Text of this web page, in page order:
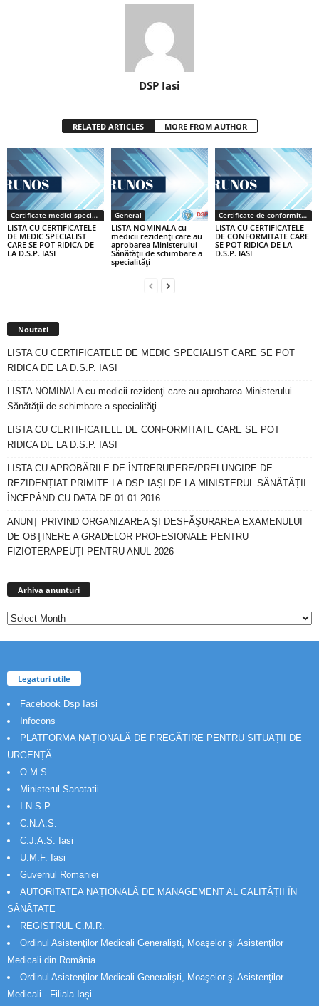
DSP Iasi
RELATED ARTICLES MORE FROM AUTHOR
Certificate medici specialiști / primari
LISTA CU CERTIFICATELE
DE MEDIC SPECIALIST
CARE SE POT RIDICA DE
LA D.S.P. IASI
General
LISTA NOMINALA cu
medicii rezidenţi care au
aprobarea Ministerului
Sănătăţii de schimbare a
specialităţi
Certificate de conformitate
LISTA CU CERTIFICATELE
DE CONFORMITATE CARE
SE POT RIDICA DE LA
D.S.P. IASI
Noutati
LISTA CU CERTIFICATELE DE MEDIC SPECIALIST CARE SE POT
RIDICA DE LA D.S.P. IASI
LISTA NOMINALA cu medicii rezidenţi care au aprobarea Ministerului
Sănătăţii de schimbare a specialităţi
LISTA CU CERTIFICATELE DE CONFORMITATE CARE SE POT
RIDICA DE LA D.S.P. IASI
LISTA CU APROBĂRILE DE ÎNTRERUPERE/PRELUNGIRE DE
REZIDENȚIAT PRIMITE LA DSP IAȘI DE LA MINISTERUL SĂNĂTĂȚII
ÎNCEPÂND CU DATA DE 01.01.2016
ANUNȚ PRIVIND ORGANIZAREA ŞI DESFĂŞURAREA EXAMENULUI
DE OBŢINERE A GRADELOR PROFESIONALE PENTRU
FIZIOTERAPEUŢI PENTRU ANUL 2026
Arhiva anunturi
Legaturi utile
Facebook Dsp Iasi
Infocons
PLATFORMA NAȚIONALĂ DE PREGĂTIRE PENTRU SITUAȚII DE
URGENȚĂ
O.M.S
Ministerul Sanatatii
I.N.S.P.
C.N.A.S.
C.J.A.S. Iasi
U.M.F. Iasi
Guvernul Romaniei
AUTORITATEA NAȚIONALĂ DE MANAGEMENT AL CALITĂȚII ÎN
SĂNĂTATE
REGISTRUL C.M.R.
Ordinul Asistenţilor Medicali Generalişti, Moaşelor şi Asistenţilor
Medicali din România
Ordinul Asistenţilor Medicali Generalişti, Moaşelor şi Asistenţilor
Medicali - Filiala Iași